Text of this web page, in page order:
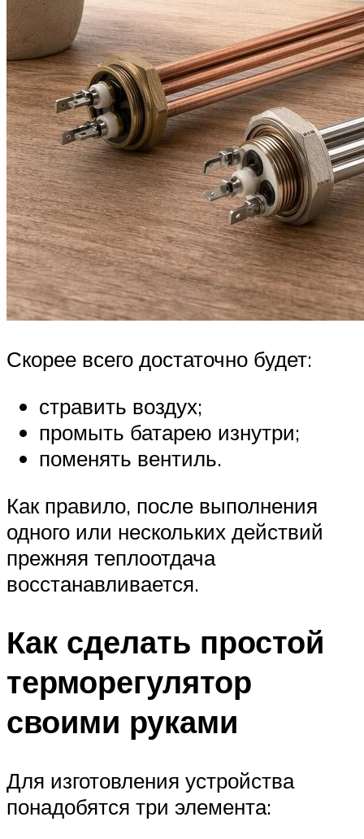
Скорее всего достаточно будет:
стравить воздух;
промыть батарею изнутри;
поменять вентиль.
Как правило, после выполнения
одного или нескольких действий
прежняя теплоотдача
восстанавливается.
Как сделать простой
терморегулятор
своими руками
Для изготовления устройства
понадобятся три элемента: